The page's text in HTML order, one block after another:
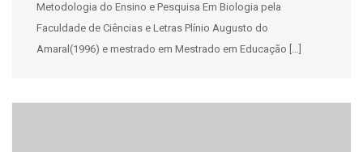
Metodologia do Ensino e Pesquisa Em Biologia pela
Faculdade de Ciências e Letras Plínio Augusto do
Amaral(1996) e mestrado em Mestrado em Educação […]